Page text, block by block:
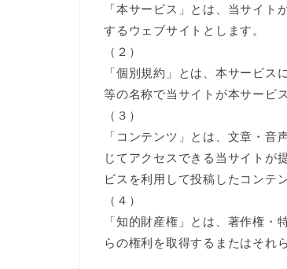
「本サービス」とは、当サイ
するウェブサイトとします。
（２）
「個別規約」とは、本サービ
等の名称で当サイトが本サービ
（３）
「コンテンツ」とは、文章・
じてアクセスできる当サイトが
ビスを利用して投稿したコンテ
（４）
「知的財産権」とは、著作権
らの権利を取得するまたはそれ